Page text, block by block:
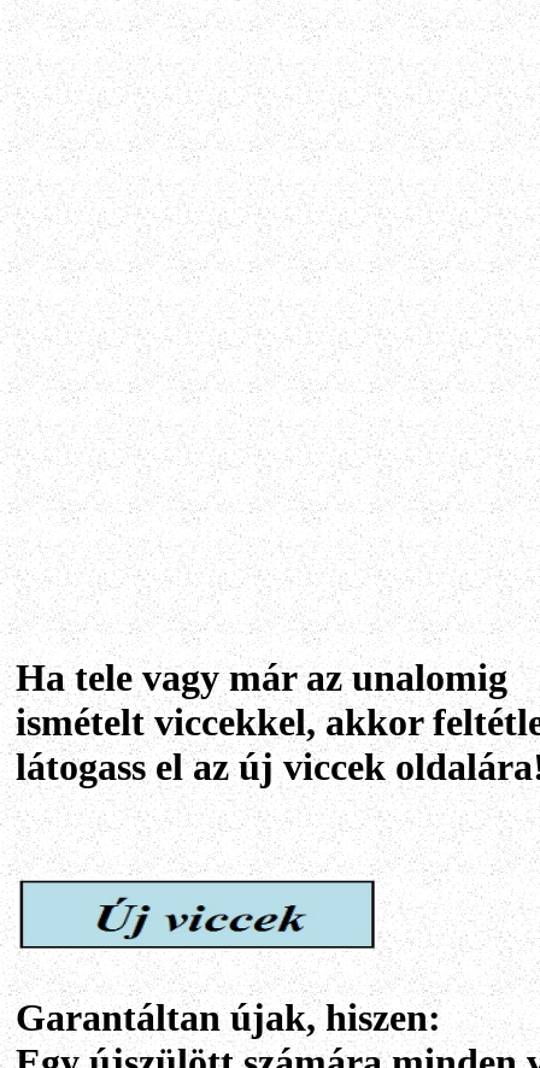
Ha tele vagy már az unalomig
ismételt viccekkel, akkor
látogass el az új viccek
Garantáltan újak, hiszen: